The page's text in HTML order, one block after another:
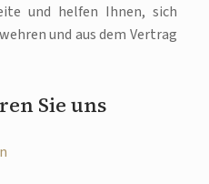
und helfen Ihnen, sich
und aus dem Vertrag
Sie uns